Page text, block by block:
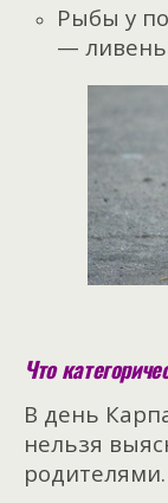
Рыбы у
— ливень
Что
В день
нельзя
родителями.